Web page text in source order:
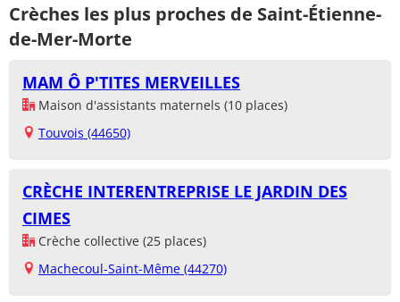
Crèches les plus proches de Saint-Étienne-
de-Mer-Morte
MAM Ô P'TITES MERVEILLES
Maison d'assistants maternels (10 places)
Touvois (44650)
CRÈCHE INTERENTREPRISE LE JARDIN DES
CIMES
Crèche collective (25 places)
Machecoul-Saint-Même (44270)